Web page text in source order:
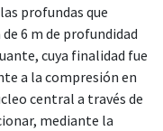
profundas que
6 m de profundidad
cuya finalidad fue
a la compresión en
central a través de
mediante la